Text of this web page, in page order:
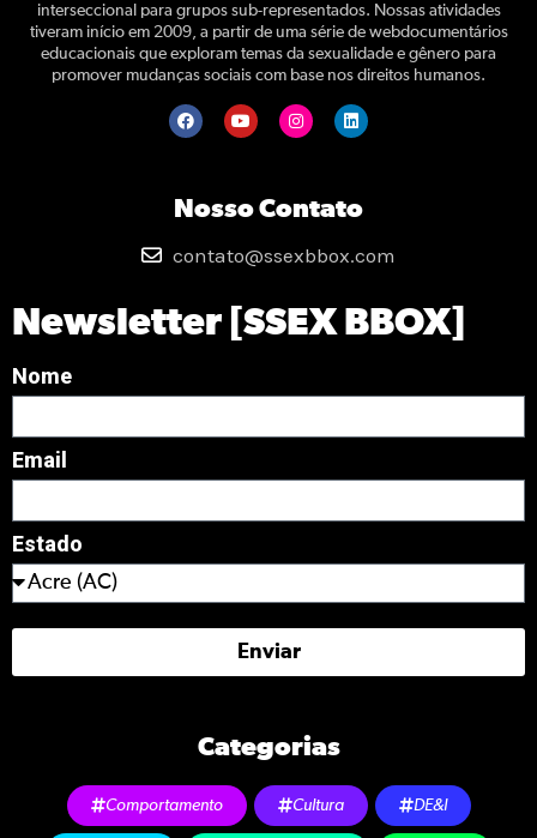
interseccional para grupos sub-representados. Nossas atividades
tiveram início em 2009, a partir de uma série de webdocumentários
educacionais que exploram temas da sexualidade e gênero para
promover mudanças sociais com base nos direitos humanos.
Nosso Contato
contato@ssexbbox.com
Newsletter [SSEX BBOX]
Nome
Email
Estado
Enviar
Categorias
Comportamento Cultura DE&I